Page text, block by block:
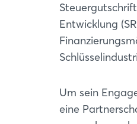
Entwicklung
Um sein
eine